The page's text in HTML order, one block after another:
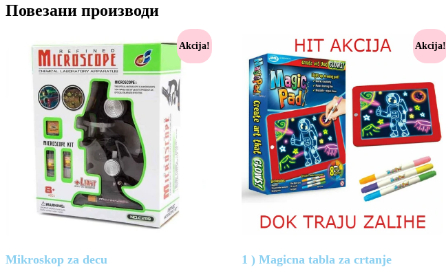
Повезани производи
Akcija!
Mikroskop za decu
Akcija!
1 ) Magicna tabla za crtanje